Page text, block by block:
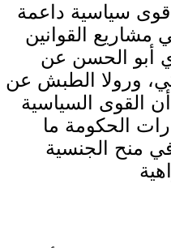
سياسية داعمة
مشاريع القوانين
أبو الحسن عن
ورولا الطبش عن
القوى السياسية
الحكومة ما
منح الجنسية